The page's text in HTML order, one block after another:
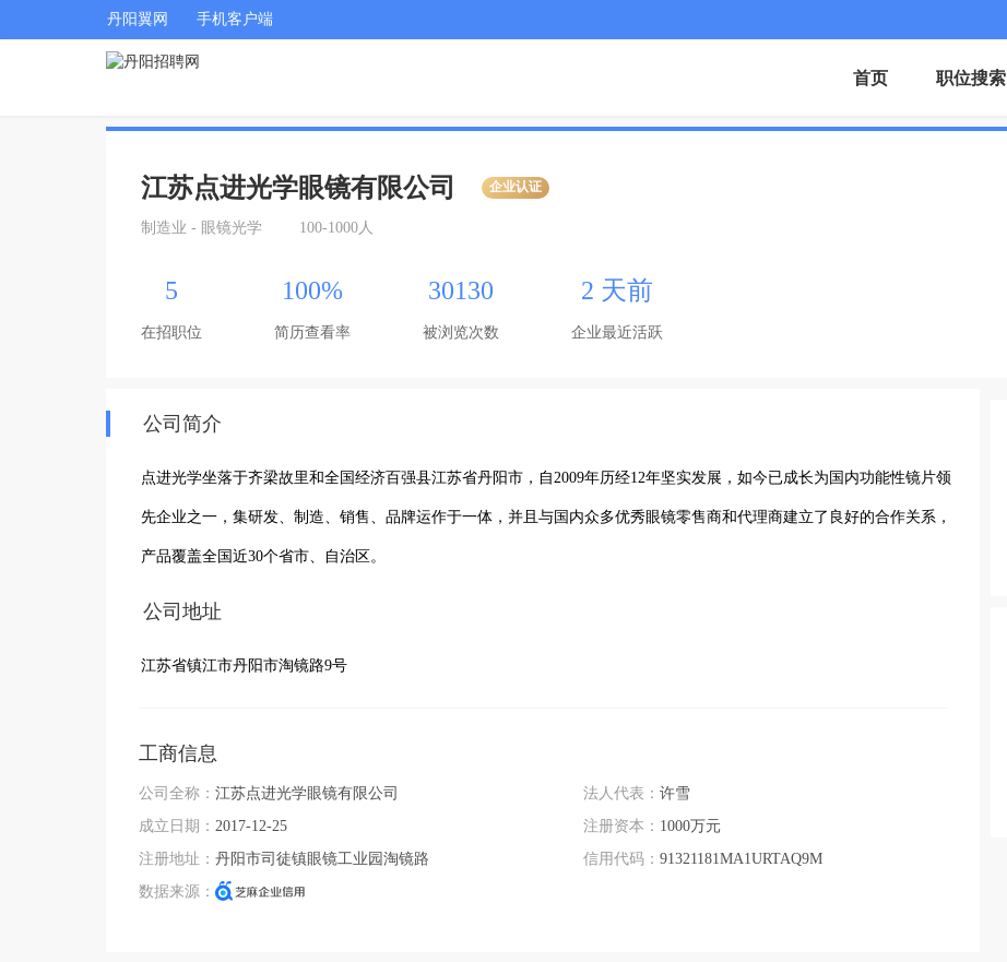
丹阳翼网 手机客户端
首页 职位搜索
江苏点进光学眼镜有限公司 企业认证
制造业 - 眼镜光学 100-1000人
5
在招职位
100%
简历查看率
30130
被浏览次数
2 天前
企业最近活跃
公司简介
点进光学坐落于齐梁故里和全国经济百强县江苏省丹阳市，自2009年历经12年坚实发展，如今已成长为国内功能性镜片领
先企业之一，集研发、制造、销售、品牌运作于一体，并且与国内众多优秀眼镜零售商和代理商建立了良好的合作关系，
产品覆盖全国近30个省市、自治区。
公司地址
江苏省镇江市丹阳市淘镜路9号
工商信息
公司全称： 江苏点进光学眼镜有限公司
成立日期： 2017-12-25
注册地址： 丹阳市司徒镇眼镜工业园淘镜路
数据来源：
法人代表： 许雪
注册资本： 1000万元
信用代码： 91321181MA1URTAQ9M